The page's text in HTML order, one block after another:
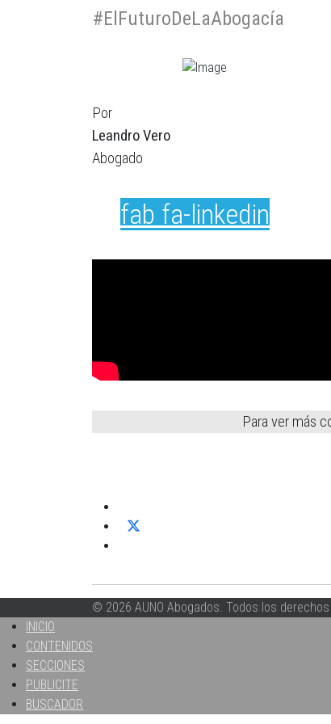
#ElFuturoDeLaAbogacía
Por
Leandro Vero
Abogado
fab fa-linkedin
Para ver más
© 2026 AUNO Abogados. Todos los
INICIO
CONTENIDOS
SECCIONES
PUBLICITE
BUSCADOR